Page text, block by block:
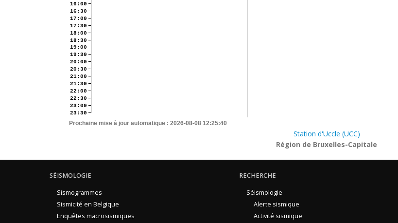
16:00
16:30
17:00
17:30
18:00
18:30
19:00
19:30
20:00
20:30
21:00
21:30
22:00
22:30
23:00
23:30
Prochaine mise à jour automatique : 2026-08-08 12:25:40
Station d'Uccle (UCC)
Région de Bruxelles-Capitale
SÉISMOLOGIE
Sismogrammes
Sismicité en Belgique
Enquêtes macrosismiques
RECHERCHE
Séismologie
Alerte sismique
Activité sismique